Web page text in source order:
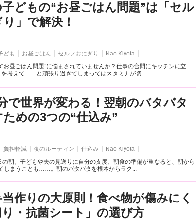
どもの“お昼ごはん問題”は「セル
」で解決！
ども お昼ごはん セルフおにぎり
Nao Kiyota
お昼ごはん問題”に悩まされていませんか？仕事の合間にキッチンに立
を考えて……と頑張り過ぎてしまってはスタミナが切...
で世界が変わる！翌朝のバタバタ
めの3つの“仕込み”
負担軽減 夜のルーティン 仕込み
Nao Kiyota
の朝。子どもや夫の見送りに自分の支度、朝食の準備が重なると、朝から
しまうことも……。朝のバタバタを根本からラク...
作りの大原則！食べ物が傷みにく
・抗菌シート」の選び方